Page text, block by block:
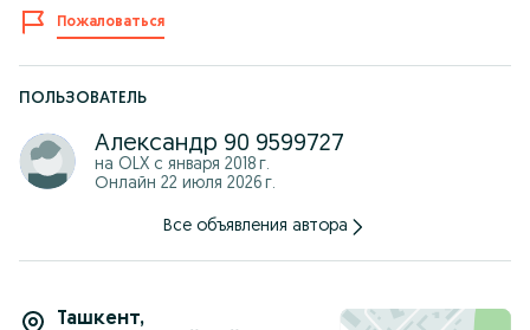
Пожаловаться
ПОЛЬЗОВАТЕЛЬ
Александр 90 9599727
на OLX с января 2018 г.
Онлайн 22 июля 2026 г.
Все объявления автора
Ташкент,